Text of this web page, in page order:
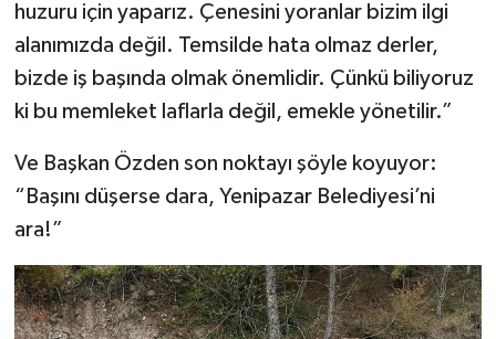
huzuru için yaparız. Çenesini yoranlar bizim ilgi
alanımızda değil. Temsilde hata olmaz derler,
bizde iş başında olmak önemlidir. Çünkü biliyoruz
ki bu memleket laflarla değil, emekle yönetilir.”
Ve Başkan Özden son noktayı şöyle koyuyor:
“Başını düşerse dara, Yenipazar Belediyesi’ni
ara!”